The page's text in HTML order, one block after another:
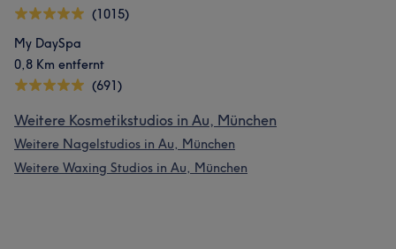
(1015)
My DaySpa
0,8 Km entfernt
(691)
Weitere Kosmetikstudios in Au, München
Weitere Nagelstudios in Au, München
Weitere Waxing Studios in Au, München